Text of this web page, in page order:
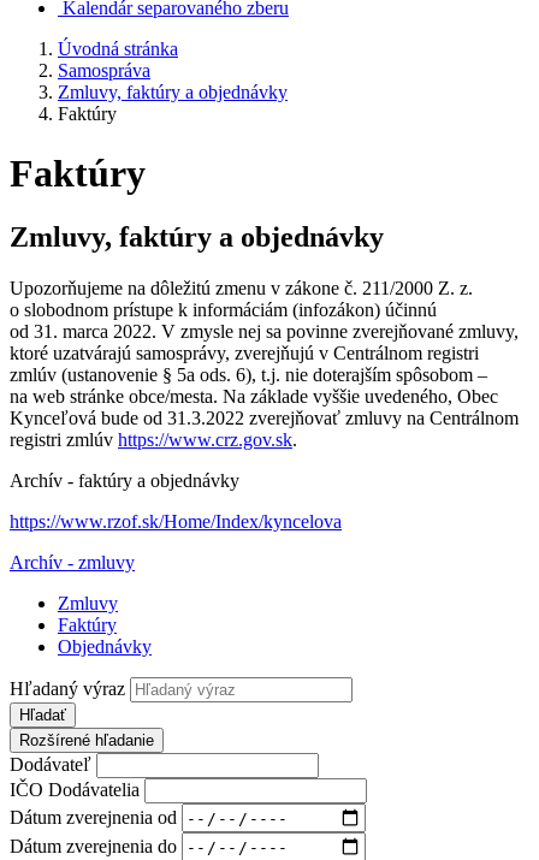
Kalendár separovaného zberu
Úvodná stránka
Samospráva
Zmluvy, faktúry a objednávky
Faktúry
Faktúry
Zmluvy, faktúry a objednávky
Upozorňujeme na dôležitú zmenu v zákone č. 211/2000 Z. z.
o slobodnom prístupe k informáciám (infozákon) účinnú
od 31. marca 2022. V zmysle nej sa povinne zverejňované zmluvy,
ktoré uzatvárajú samosprávy, zverejňujú v Centrálnom registri
zmlúv (ustanovenie § 5a ods. 6), t.j. nie doterajším spôsobom –
na web stránke obce/mesta. Na základe vyššie uvedeného, Obec
Kynceľová bude od 31.3.2022 zverejňovať zmluvy na Centrálnom
registri zmlúv https://www.crz.gov.sk.
Archív - faktúry a objednávky
https://www.rzof.sk/Home/Index/kyncelova
Archív - zmluvy
Zmluvy
Faktúry
Objednávky
Hľadaný výraz
Hľadať
Rozšírené hľadanie
Dodávateľ
IČO Dodávatelia
Dátum zverejnenia od
Dátum zverejnenia do